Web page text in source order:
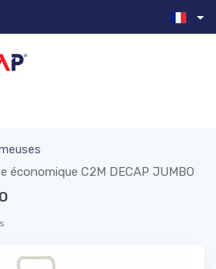
économique C2M DECAP JUMBO